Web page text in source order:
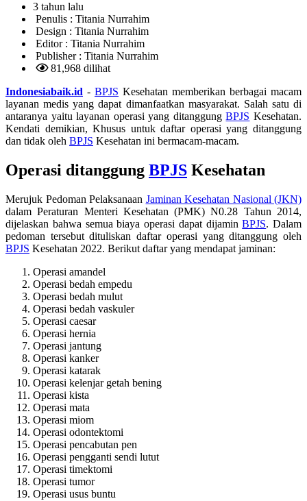
3 tahun lalu
Penulis : Titania Nurrahim
Design : Titania Nurrahim
Editor : Titania Nurrahim
Publisher : Titania Nurrahim
81,968 dilihat
Indonesiabaik.id - BPJS Kesehatan memberikan berbagai macam
layanan medis yang dapat dimanfaatkan masyarakat. Salah satu di
antaranya yaitu layanan operasi yang ditanggungBPJS Kesehatan.
Kendati demikian, Khusus untuk daftar operasi yang ditanggung
dan tidak oleh BPJS Kesehatan ini bermacam-macam.
Operasi ditanggung BPJS Kesehatan
Merujuk Pedoman Pelaksanaan Jaminan Kesehatan Nasional (JKN)
dalam Peraturan Menteri Kesehatan (PMK) N0.28 Tahun 2014,
dijelaskan bahwa semua biaya operasi dapat dijaminBPJS. Dalam
pedoman tersebut dituliskan daftar operasi yang ditanggung oleh
BPJS Kesehatan 2022. Berikut daftar yang mendapat jaminan:
Operasi amandel
Operasi bedah empedu
Operasi bedah mulut
Operasi bedah vaskuler
Operasi caesar
Operasi hernia
Operasi jantung
Operasi kanker
Operasi katarak
Operasi kelenjar getah bening
Operasi kista
Operasi mata
Operasi miom
Operasi odontektomi
Operasi pencabutan pen
Operasi pengganti sendi lutut
Operasi timektomi
Operasi tumor
Operasi usus buntu